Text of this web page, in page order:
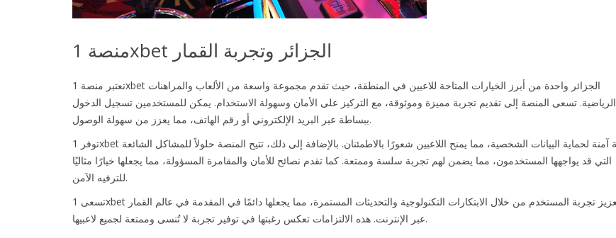
منصة 1xbet الجزائر وتجربة القمار
تعتبر منصة 1xbet الجزائر واحدة من أبرز الخيارات المتاحة للاعبين في المنطقة، حيث تقدم مجموعة واسعة من الألعاب والمراهنات
الرياضية. تسعى المنصة إلى تقديم تجربة مميزة وموثوقة، مع التركيز على الأمان وسهولة الاستخدام. يمكن للمستخدمين تسجيل الدخول
ببساطة عبر البريد الإلكتروني أو رقم الهاتف، مما يعزز من سهولة الوصول.
توفر 1xbet بيئة آمنة لحماية البيانات الشخصية، مما يمنح اللاعبين شعورًا بالاطمئنان. بالإضافة إلى ذلك، تتيح المنصة حلولاً للمشاكل الشائعة
التي قد يواجهها المستخدمون، مما يضمن لهم تجربة سلسة وممتعة. كما تقدم نصائح للأمان والمقامرة المسؤولة، مما يجعلها خيارًا مثاليًا
للترفيه الآمن.
تسعى 1xbet لتعزيز تجربة المستخدم من خلال الابتكارات التكنولوجية والتحديثات المستمرة، مما يجعلها دائمًا في المقدمة في عالم القمار
عبر الإنترنت. هذه الالتزامات تعكس رغبتها في توفير تجربة لا تُنسى وممتعة لجميع لاعبيها.